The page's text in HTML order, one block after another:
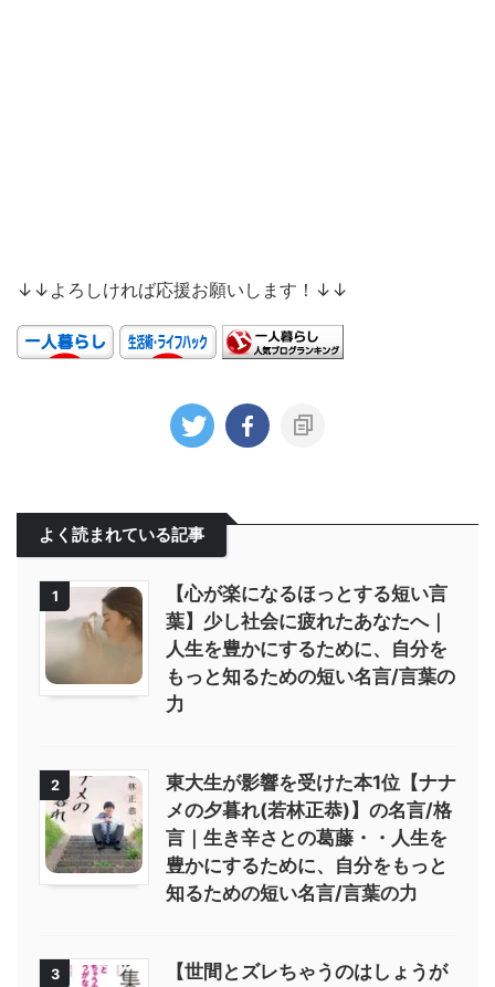
↓↓よろしければ応援お願いします！↓↓
よく読まれている記事
1
【心が楽になるほっとする短い言
葉】少し社会に疲れたあなたへ｜
人生を豊かにするために、自分を
もっと知るための短い名言/言葉の
力
2
東大生が影響を受けた本1位【ナナ
メの夕暮れ(若林正恭)】の名言/格
言｜生き辛さとの葛藤・・人生を
豊かにするために、自分をもっと
知るための短い名言/言葉の力
3
【世間とズレちゃうのはしょうが